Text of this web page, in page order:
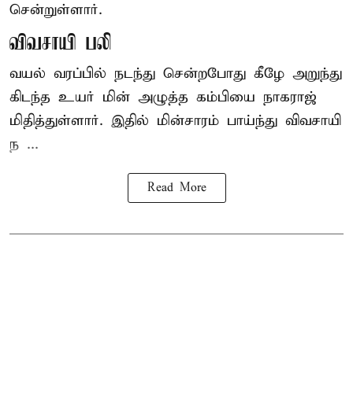
சென்றுள்ளார்.
விவசாயி பலி
வயல் வரப்பில் நடந்து சென்றபோது கீழே அறுந்து
கிடந்த உயர் மின் அழுத்த கம்பியை நாகராஜ்
மிதித்துள்ளார். இதில் மின்சாரம் பாய்ந்து விவசாயி
ந ...
Read More